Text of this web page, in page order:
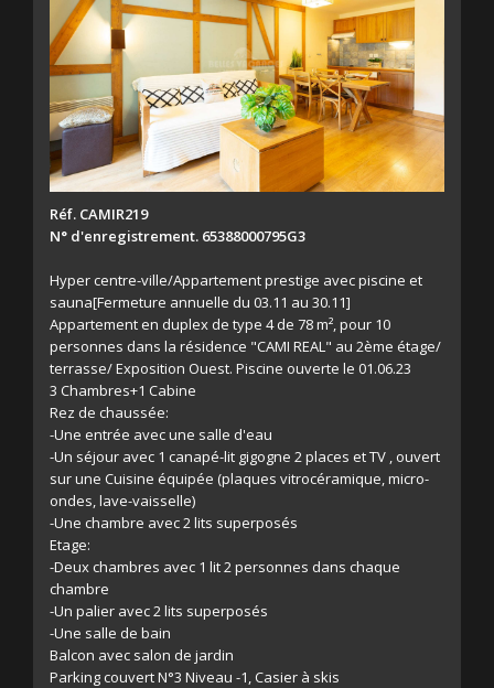
Réf. CAMIR219
N° d'enregistrement. 65388000795G3
Hyper centre-ville/Appartement prestige avec piscine et
sauna[Fermeture annuelle du 03.11 au 30.11]
Appartement en duplex de type 4 de 78 m², pour 10
personnes dans la résidence "CAMI REAL" au 2ème étage/
terrasse/ Exposition Ouest. Piscine ouverte le 01.06.23
3 Chambres+1 Cabine
Rez de chaussée:
-Une entrée avec une salle d'eau
-Un séjour avec 1 canapé-lit gigogne 2 places et TV , ouvert
sur une Cuisine équipée (plaques vitrocéramique, micro-
ondes, lave-vaisselle)
-Une chambre avec 2 lits superposés
Etage:
-Deux chambres avec 1 lit 2 personnes dans chaque
chambre
-Un palier avec 2 lits superposés
-Une salle de bain
Balcon avec salon de jardin
Parking couvert N°3 Niveau -1, Casier à skis